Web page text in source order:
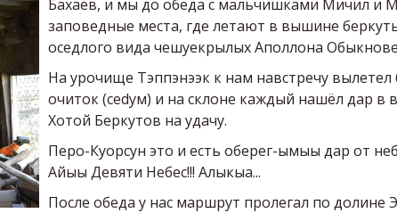
Бахаев, и мы до обеда с мальчишками Мичил и
заповедные места, где летают в вышине
оседлого вида чешуекрылых Аполлона
На урочище Тэппэнээк к нам навстречу
очиток (сеdум) и на склоне каждый нашёл дар
Хотой Беркутов на удачу.
Перо-Куорсун это и есть оберег-ымыы дар от
Айыы Девяти Небес!!! Алыкыа...
После обеда у нас маршрут пролегал по долине